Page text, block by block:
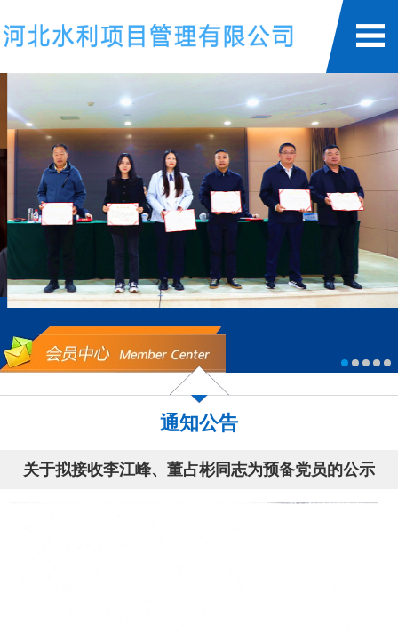
通知公告
关于拟接收李江峰、董占彬同志为预备党员的公示